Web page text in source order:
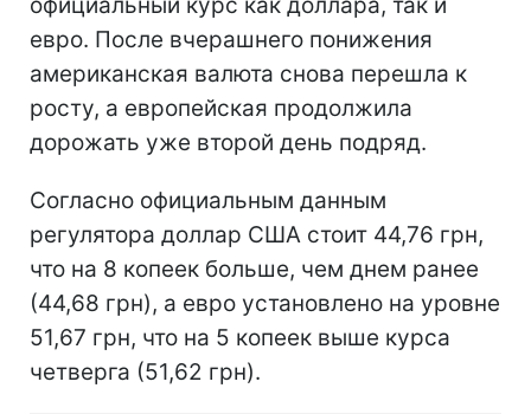
евро. После вчерашнего понижения
американская валюта снова перешла к
росту, а европейская продолжила
дорожать уже второй день подряд.
Согласно официальным данным
регулятора доллар США стоит 44,76 грн,
что на 8 копеек больше, чем днем ранее
(44,68 грн), а евро установлено на уровне
51,67 грн, что на 5 копеек выше курса
четверга (51,62 грн).